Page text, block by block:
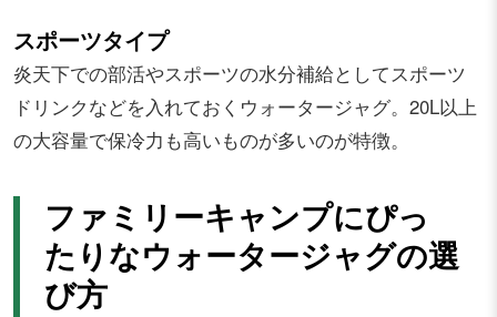
スポーツタイプ
炎天下での部活やスポーツの水分補給としてスポーツ
ドリンクなどを入れておくウォータージャグ。20L以上
の大容量で保冷力も高いものが多いのが特徴。
ファミリーキャンプにぴっ
たりなウォータージャグの選
び方